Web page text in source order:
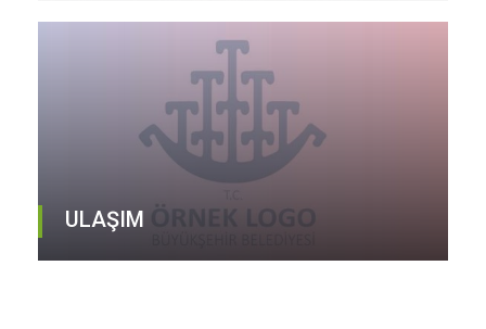
ULAŞIM